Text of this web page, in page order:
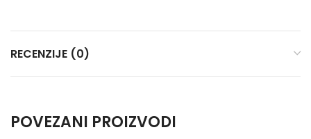
RECENZIJE (0)
POVEZANI PROIZVODI